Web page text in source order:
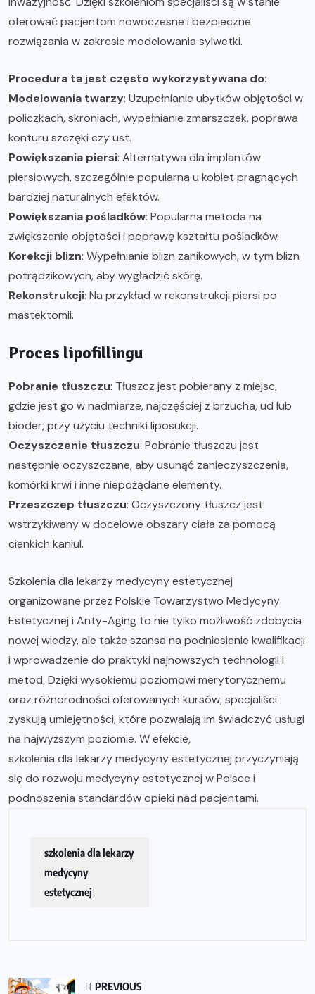
oferować pacjentom nowoczesne i bezpieczne
rozwiązania w zakresie modelowania sylwetki.
Procedura ta jest często wykorzystywana do:
Modelowania twarzy: Uzupełnianie ubytków objętości w
policzkach, skroniach, wypełnianie zmarszczek, poprawa
konturu szczęki czy ust.
Powiększania piersi: Alternatywa dla implantów
piersiowych, szczególnie popularna u kobiet pragnących
bardziej naturalnych efektów.
Powiększania pośladków: Popularna metoda na
zwiększenie objętości i poprawę kształtu pośladków.
Korekcji blizn: Wypełnianie blizn zanikowych, w tym blizn
potrądzikowych, aby wygładzić skórę.
Rekonstrukcji: Na przykład w rekonstrukcji piersi po
mastektomii.
Proces lipofillingu
Pobranie tłuszczu: Tłuszcz jest pobierany z miejsc,
gdzie jest go w nadmiarze, najczęściej z brzucha, ud lub
bioder, przy użyciu techniki liposukcji.
Oczyszczenie tłuszczu: Pobranie tłuszczu jest
następnie oczyszczane, aby usunąć zanieczyszczenia,
komórki krwi i inne niepożądane elementy.
Przeszczep tłuszczu: Oczyszczony tłuszcz jest
wstrzykiwany w docelowe obszary ciała za pomocą
cienkich kaniul.
Szkolenia dla lekarzy medycyny estetycznej
organizowane przez Polskie Towarzystwo Medycyny
Estetycznej i Anty-Aging to nie tylko możliwość zdobycia
nowej wiedzy, ale także szansa na podniesienie kwalifikacji
i wprowadzenie do praktyki najnowszych technologii i
metod. Dzięki wysokiemu poziomowi merytorycznemu
oraz różnorodności oferowanych kursów, specjaliści
zyskują umiejętności, które pozwalają im świadczyć usługi
na najwyższym poziomie. W efekcie,
szkolenia dla lekarzy medycyny estetycznej przyczyniają
się do rozwoju medycyny estetycznej w Polsce i
podnoszenia standardów opieki nad pacjentami.
szkolenia dla lekarzy
medycyny
estetycznej
PREVIOUS